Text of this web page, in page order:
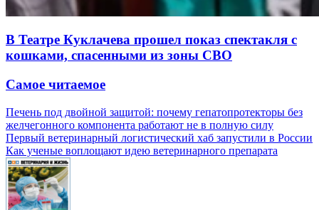
В Театре Куклачева прошел показ спектакля с
кошками, спасенными из зоны СВО
Самое читаемое
Печень под двойной защитой: почему гепатопротекторы без
желчегонного компонента работают не в полную силу
Первый ветеринарный логистический хаб запустили в России
Как ученые воплощают идею ветеринарного препарата